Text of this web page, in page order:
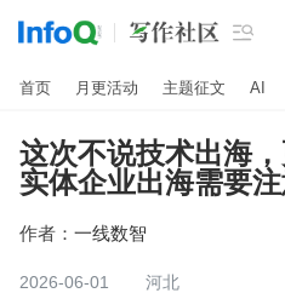

首页 月更活动 主题征文 AI
这次不说技术出海
实体企业出海需要
作者： 一线数智
2026-06-01
河北